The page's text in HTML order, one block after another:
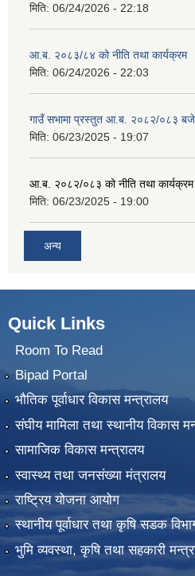
मिति: 06/24/2026 - 22:18
आ.ब. २०८३/८४ को नीति तथा कार्यक्रम
मिति: 06/24/2026 - 22:03
गाउँ सभामा प्रस्तुत आ.ब. २०८२/०८३
मिति: 06/23/2025 - 19:07
आ.ब. २०८२/०८३ को नीति तथा कार्यक्रम
मिति: 06/23/2025 - 19:00
अन्य
Quick Links
Room To Read
Bipad Portal
भौतिक पूर्वाधार विकास मन्त्रालय
संघीय मामिला तथा स्थानीय विकास
सामाजिक विकास मन्त्रालय
स्वास्थ्य तथा जनसंख्या मंत्रालय
राष्ट्रिय योजना आयोग
स्थानीय पूर्वाधार तथा कृषि सडक
भुमि व्यवस्था, कृषि तथा सहकारी